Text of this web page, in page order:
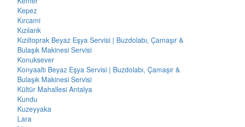
Kepez
Kırcami
Kızılarık
Kızıltoprak Beyaz Eşya Servisi | Buzdolabı, Çamaşır &
Bulaşık Makinesi Servisi
Konuksever
Konyaaltı Beyaz Eşya Servisi | Buzdolabı, Çamaşır &
Bulaşık Makinesi Servisi
Kültür Mahallesi Antalya
Kundu
Kuzeyyaka
Lara